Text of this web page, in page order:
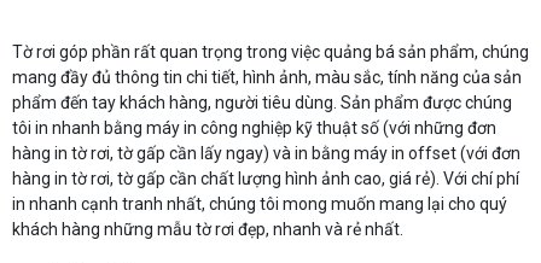
Tờ rơi góp phần rất quan trọng trong việc quảng bá sản phẩm, chúng
mang đầy đủ thông tin chi tiết, hình ảnh, màu sắc, tính năng của sản
phẩm đến tay khách hàng, người tiêu dùng. Sản phẩm được chúng
tôi in nhanh bằng máy in công nghiệp kỹ thuật số (với những đơn
hàng in tờ rơi, tờ gấp cần lấy ngay) và in bằng máy in offset (với đơn
hàng in tờ rơi, tờ gấp cần chất lượng hình ảnh cao, giá rẻ). Với chí phí
in nhanh cạnh tranh nhất, chúng tôi mong muốn mang lại cho quý
khách hàng những mẫu tờ rơi đẹp, nhanh và rẻ nhất.